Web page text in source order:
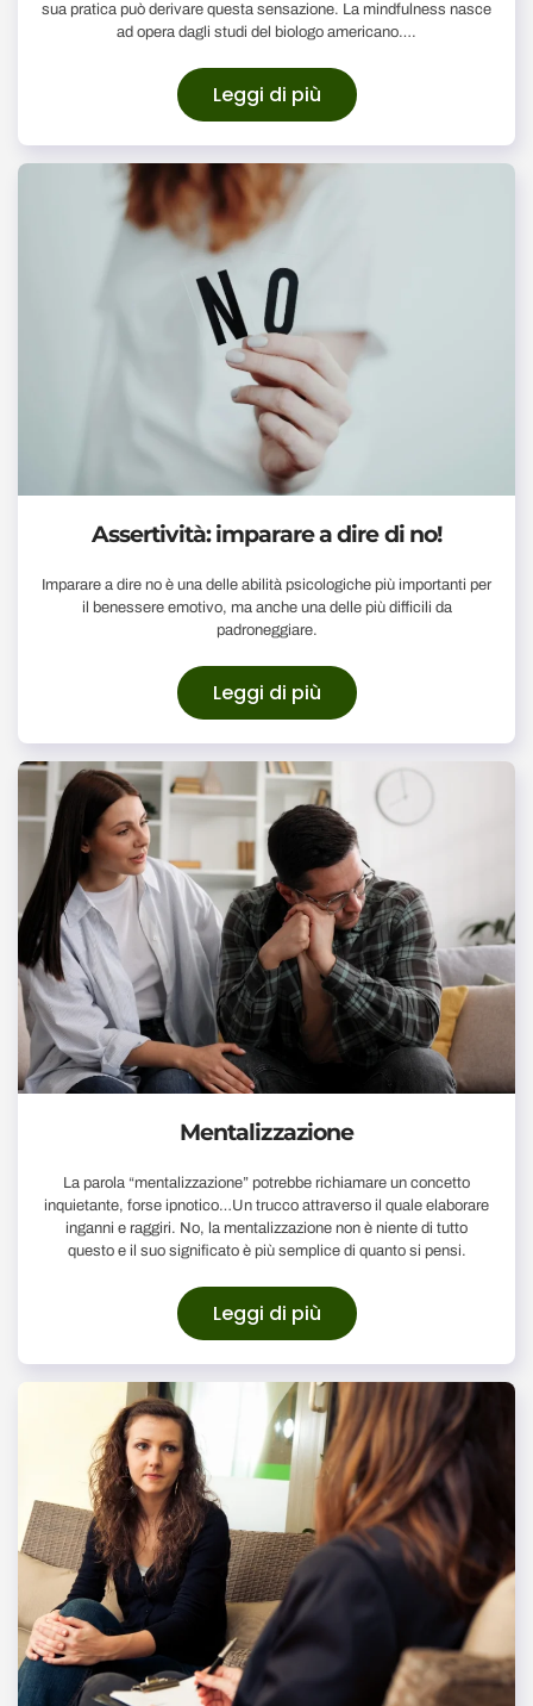
sua pratica può derivare questa sensazione. La mindfulness nasce
ad opera dagli studi del biologo americano….
Leggi di più
Assertività: imparare a dire di no!
Imparare a dire no è una delle abilità psicologiche più importanti per
il benessere emotivo, ma anche una delle più difficili da
padroneggiare.
Leggi di più
Mentalizzazione
La parola “mentalizzazione” potrebbe richiamare un concetto
inquietante, forse ipnotico…Un trucco attraverso il quale elaborare
inganni e raggiri. No, la mentalizzazione non è niente di tutto
questo e il suo significato è più semplice di quanto si pensi.
Leggi di più